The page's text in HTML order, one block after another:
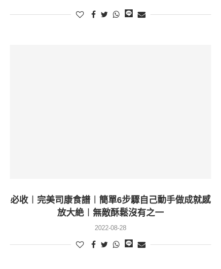
必收︱完美司康食譜︱簡單6步驟自己動手做成就感
放大絶︱無敵酥鬆沒有之一
2022-08-28